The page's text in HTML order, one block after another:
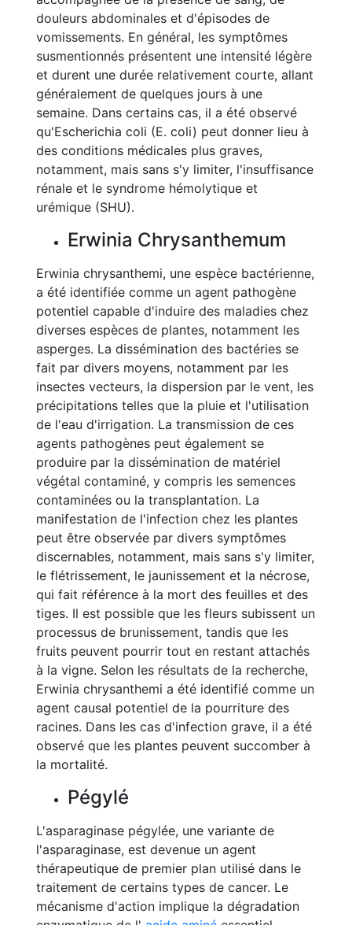
douleurs abdominales et d'épisodes de
vomissements. En général, les symptômes
susmentionnés présentent une intensité légère
et durent une durée relativement courte, allant
généralement de quelques jours à une
semaine. Dans certains cas, il a été observé
qu'Escherichia coli (E. coli) peut donner lieu à
des conditions médicales plus graves,
notamment, mais sans s'y limiter, l'insuffisance
rénale et le syndrome hémolytique et
urémique (SHU).
Erwinia Chrysanthemum
Erwinia chrysanthemi, une espèce bactérienne,
a été identifiée comme un agent pathogène
potentiel capable d'induire des maladies chez
diverses espèces de plantes, notamment les
asperges. La dissémination des bactéries se
fait par divers moyens, notamment par les
insectes vecteurs, la dispersion par le vent, les
précipitations telles que la pluie et l'utilisation
de l'eau d'irrigation. La transmission de ces
agents pathogènes peut également se
produire par la dissémination de matériel
végétal contaminé, y compris les semences
contaminées ou la transplantation. La
manifestation de l'infection chez les plantes
peut être observée par divers symptômes
discernables, notamment, mais sans s'y limiter,
le flétrissement, le jaunissement et la nécrose,
qui fait référence à la mort des feuilles et des
tiges. Il est possible que les fleurs subissent un
processus de brunissement, tandis que les
fruits peuvent pourrir tout en restant attachés
à la vigne. Selon les résultats de la recherche,
Erwinia chrysanthemi a été identifié comme un
agent causal potentiel de la pourriture des
racines. Dans les cas d'infection grave, il a été
observé que les plantes peuvent succomber à
la mortalité.
Pégylé
L'asparaginase pégylée, une variante de
l'asparaginase, est devenue un agent
thérapeutique de premier plan utilisé dans le
traitement de certains types de cancer. Le
mécanisme d'action implique la dégradation